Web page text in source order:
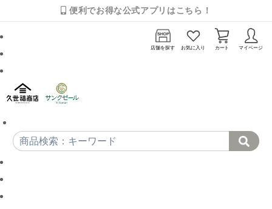
便利でお得な公式アプリはこちら！
店舗を探す お気に入り カート マイページ